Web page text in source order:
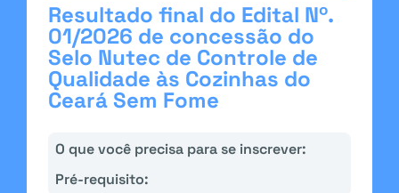
Resultado final do Edital Nº.
01/2026 de concessão do
Selo Nutec de Controle de
Qualidade às Cozinhas do
Ceará Sem Fome
O que você precisa para se inscrever:
Pré-requisito: